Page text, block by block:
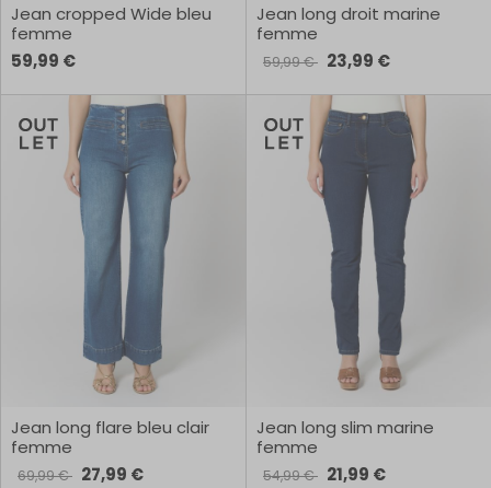
Jean cropped Wide bleu
femme
59,99 €
Jean long droit marine
femme
59,99 € 23,99 €
Jean long flare bleu clair
femme
69,99 € 27,99 €
Jean long slim marine
femme
54,99 € 21,99 €